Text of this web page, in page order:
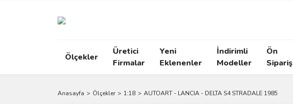
Ölçekler
Üretici
Firmalar
Yeni
Eklenenler
İndirimli
Modeller
Ön
Sipariş
Anasayfa Ölçekler 1:18 AUTOART - LANCIA - DELTA S4 STRADALE 1985